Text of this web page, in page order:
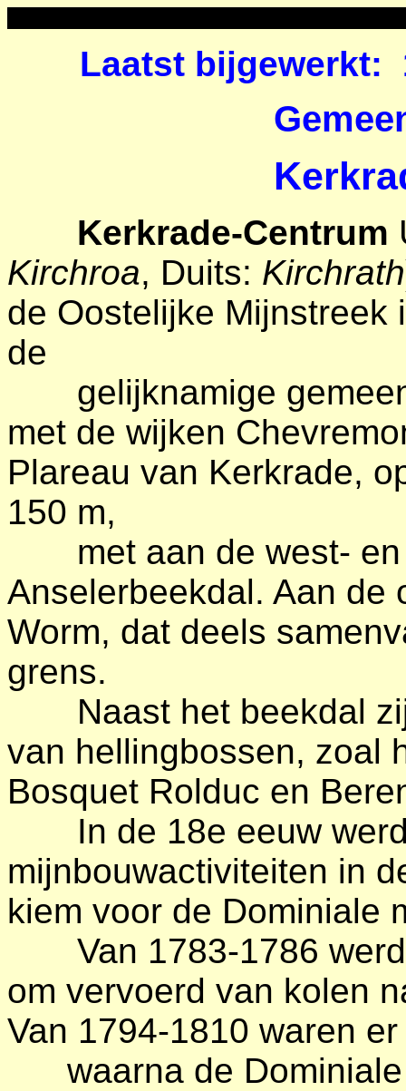
Laatst bijgewerkt:
Kerkrade-Centrum
Kirchroa, Duits: Kirchrath
de Oostelijke Mijnstreek
de
gelijknamige
met de wijken
Plareau van Kerkrade,
150 m,
met aan de west- en
Anselerbeekdal. Aan de
Worm, dat deels
grens.
Naast het beekdal
van hellingbossen, zoal
Bosquet Rolduc en
In de 18e eeuw
mijnbouwactiviteiten in
kiem voor de Dominiale
Van 1783-1786 werd
om vervoerd van kolen
Van 1794-1810 waren
waarna de Dominiale